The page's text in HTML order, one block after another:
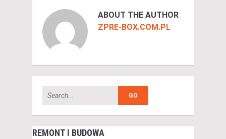
ABOUT THE AUTHOR
ZPRE-BOX.COM.PL
REMONT I BUDOWA